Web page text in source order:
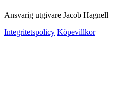
Ansvarig utgivare Jacob Hagnell
Integritetspolicy Köpevillkor